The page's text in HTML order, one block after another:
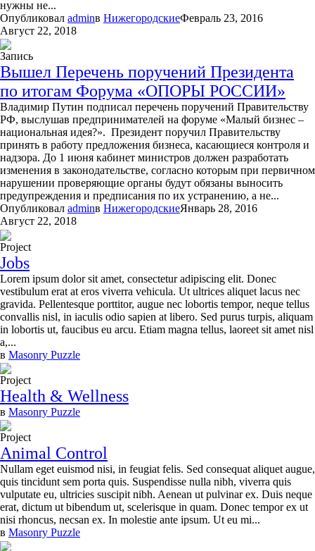
нужны не...
Опубликовал adminв НижегородскиеФевраль 23, 2016
Август 22, 2018
Запись
Вышел Перечень поручений Президента
по итогам Форума «ОПОРЫ РОССИИ»
Владимир Путин подписал перечень поручений Правительству
РФ, выслушав предпринимателей на форуме «Малый бизнес –
национальная идея?». Президент поручил Правительству
принять в работу предложения бизнеса, касающиеся контроля и
надзора. До 1 июня кабинет министров должен разработать
изменения в законодательстве, согласно которым при первичном
нарушении проверяющие органы будут обязаны выносить
предупреждения и предписания по их устранению, а не...
Опубликовал adminв НижегородскиеЯнварь 28, 2016
Август 22, 2018
Project
Jobs
Lorem ipsum dolor sit amet, consectetur adipiscing elit. Donec
vestibulum erat at eros viverra vehicula. Ut ultrices aliquet lacus nec
gravida. Pellentesque porttitor, augue nec lobortis tempor, neque tellus
convallis nisl, in iaculis odio sapien at libero. Sed purus turpis, aliquam
in lobortis ut, faucibus eu arcu. Etiam magna tellus, laoreet sit amet nisl
a,...
в Masonry Puzzle
Project
Health & Wellness
в Masonry Puzzle
Project
Animal Control
Nullam eget euismod nisi, in feugiat felis. Sed consequat aliquet augue,
quis tincidunt sem porta quis. Suspendisse nulla nibh, viverra quis
vulputate eu, ultricies suscipit nibh. Aenean ut pulvinar ex. Duis neque
erat, dictum ut bibendum ut, scelerisque in quam. Donec tempor ex ut
nisi rhoncus, necsan ex. In molestie ante ipsum. Ut eu mi...
в Masonry Puzzle